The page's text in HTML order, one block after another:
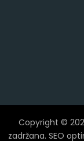
Copyright ©
zadržana. SEO